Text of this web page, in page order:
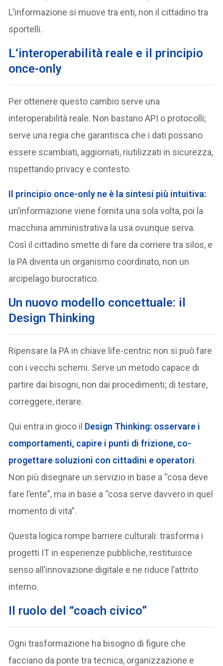
L’informazione si muove tra enti, non il cittadino tra
sportelli.
L‘interoperabilità reale e il principio
once-only
Per ottenere questo cambio serve una
interoperabilità reale. Non bastano API o protocolli;
serve una regia che garantisca che i dati possano
essere scambiati, aggiornati, riutilizzati in sicurezza,
rispettando privacy e contesto.
Il principio once-only ne è la sintesi più intuitiva:
un’informazione viene fornita una sola volta, poi la
macchina amministrativa la usa ovunque serva.
Così il cittadino smette di fare da corriere tra silos, e
la PA diventa un organismo coordinato, non un
arcipelago burocratico.
Un nuovo modello concettuale: il
Design Thinking
Ripensare la PA in chiave life-centric non si può fare
con i vecchi schemi. Serve un metodo capace di
partire dai bisogni, non dai procedimenti; di testare,
correggere, iterare.
Qui entra in gioco il Design Thinking: osservare i
comportamenti, capire i punti di frizione, co-
progettare soluzioni con cittadini e operatori.
Non più disegnare un servizio in base a “cosa deve
fare l’ente”, ma in base a “cosa serve davvero in quel
momento di vita”.
Questa logica rompe barriere culturali: trasforma i
progetti IT in esperienze pubbliche, restituisce
senso all’innovazione digitale e ne riduce l’attrito
interno.
Il ruolo del “coach civico”
Ogni trasformazione ha bisogno di figure che
facciano da ponte tra tecnica, organizzazione e